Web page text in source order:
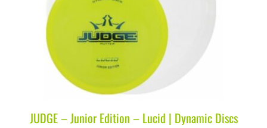
JUDGE – Junior Edition – Lucid | Dynamic Discs